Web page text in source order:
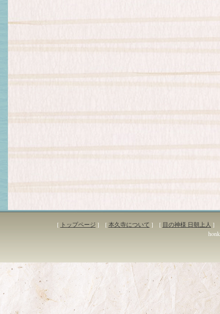
[ トップページ ] [ 本久寺について ] [ 目の神様 日朝上人 ]